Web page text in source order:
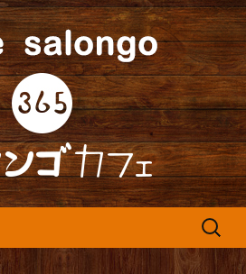
サロンゴ)カフ
らせ
フェ『365カフェ』より
けします。
検